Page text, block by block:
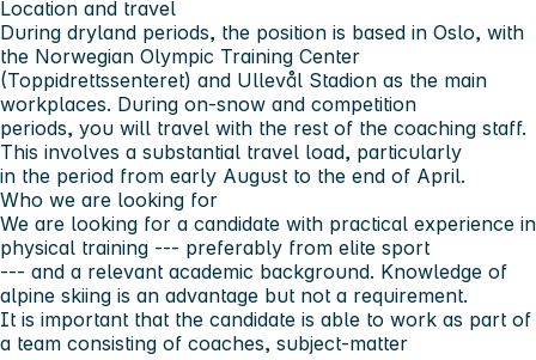
Location and travel
During dryland periods, the position is based in Oslo, with
the Norwegian Olympic Training Center
(Toppidrettssenteret) and Ullevål Stadion as the main
workplaces. During on-snow and competition
periods, you will travel with the rest of the coaching staff.
This involves a substantial travel load, particularly
in the period from early August to the end of April.
Who we are looking for
We are looking for a candidate with practical experience in
physical training --- preferably from elite sport
--- and a relevant academic background. Knowledge of
alpine skiing is an advantage but not a requirement.
It is important that the candidate is able to work as part of
a team consisting of coaches, subject-matter